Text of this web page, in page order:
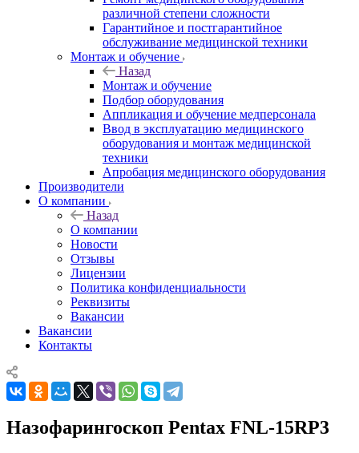
различной степени сложности
Гарантийное и постгарантийное
обслуживание медицинской техники
Монтаж и обучение
Назад
Монтаж и обучение
Подбор оборудования
Аппликация и обучение медперсонала
Ввод в эксплуатацию медицинского
оборудования и монтаж медицинской
техники
Апробация медицинского оборудования
Производители
О компании
Назад
О компании
Новости
Отзывы
Лицензии
Политика конфиденциальности
Реквизиты
Вакансии
Вакансии
Контакты
Назофарингоскоп Pentax FNL-15RP3